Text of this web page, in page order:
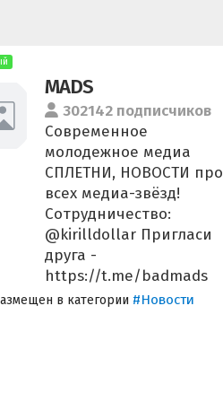
MADS
302142 подписчиков
Современное
молодежное медиа
СПЛЕТНИ, НОВОСТИ про
всех медиа-звёзд!
Сотрудничество:
@kirilldollar Пригласи
друга -
https://t.me/badmads
в категории #Новости